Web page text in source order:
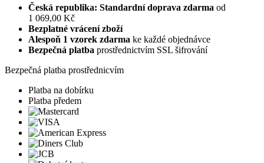
Česká republika: Standardní doprava zdarma od
1 069,00 Kč
Bezplatné vrácení zboží
Alespoň 1 vzorek zdarma ke každé objednávce
Bezpečná platba prostřednictvím SSL šifrování
Bezpečná platba prostřednicvím
Platba na dobírku
Platba předem